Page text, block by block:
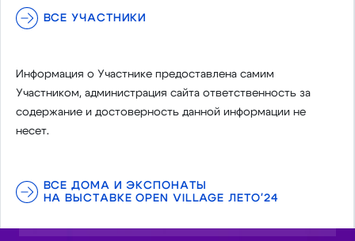
ВСЕ УЧАСТНИКИ
Информация о Участнике предоставлена самим
Участником, администрация сайта ответственность за
содержание и достоверность данной информации не
несет.
ВСЕ ДОМА И ЭКСПОНАТЫ
НА ВЫСТАВКЕ OPEN VILLAGE ЛЕТО'24